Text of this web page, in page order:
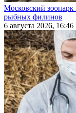
Московский
рыбных филинов
6 августа 2026, 16:46